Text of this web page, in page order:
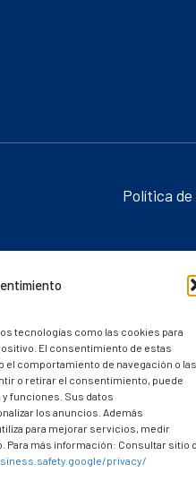
tecnologías como las cookies para
El consentimiento de estas
comportamiento de navegación o las
o retirar el consentimiento, puede
funciones. Sus datos
los anuncios. Además
para mejorar servicios, medir
Para más información: Consultar sitio
privacy/
Política de